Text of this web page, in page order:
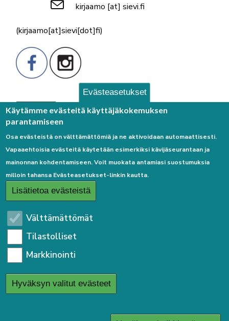
kirjaamo [at] sievi.fi
(kirjaamo[at]sievi[dot]fi)
Palaute
Linkkejä
Etusivulle
Kirjaudu sisään
Saavutettavuusseloste
Sivukartta
Tietosuojaseloste
Kirjaudu sisään
Evästeasetukset
Käytämme evästeitä käyttäjäkokemuksen
parantamiseen
Osa evästeistä on välttämättömiä ja ne aktivoidaan automaattisesti.
Vapaaehtoisia evästeitä käytetään esimerkiksi kävijäseurantaan ja
mainonnan kohdentamiseen. Voit muokata antamiasi suostumuksia
milloin tahansa Evästeasetukset-linkin kautta.
Lisätietoa evästeistä
Välttämättömät
Tilastolliset
Markkinointi
Hyväksyn valitut evästeet